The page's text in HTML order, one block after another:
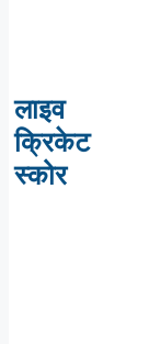
लाइव
क्रिकेट
स्कोर